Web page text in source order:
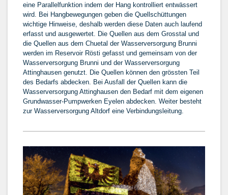
eine Parallelfunktion indem der Hang kontrolliert entwässert
wird. Bei Hangbewegungen geben die Quellschüttungen
wichtige Hinweise, deshalb werden diese Daten auch laufend
erfasst und ausgewertet. Die Quellen aus dem Grosstal und
die Quellen aus dem Chuetal der Wasserversorgung Brunni
werden im Reservoir Rösti gefasst und gemeinsam von der
Wasserversorgung Brunni und der Wasserversorgung
Attinghausen genutzt. Die Quellen können den grössten Teil
des Bedarfs abdecken. Bei Ausfall der Quellen kann die
Wasserversorgung Attinghausen den Bedarf mit dem eigenen
Grundwasser-Pumpwerken Eyelen abdecken. Weiter besteht
zur Wasserversorgung Altdorf eine Verbindungsleitung.